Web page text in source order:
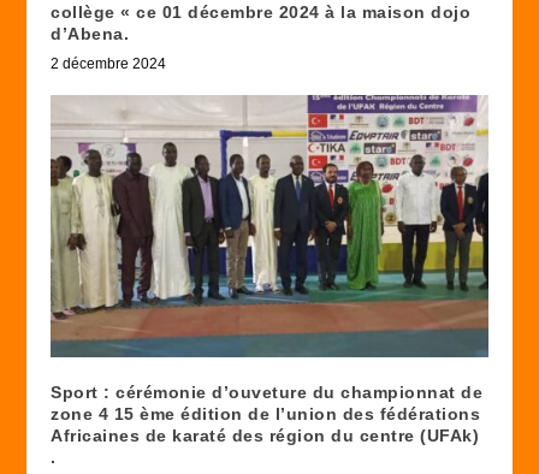
collège « ce 01 décembre 2024 à la maison dojo
d’Abena.
2 décembre 2024
Sport : cérémonie d’ouveture du championnat de
zone 4 15 ème édition de l’union des fédérations
Africaines de karaté des région du centre (UFAk)
.